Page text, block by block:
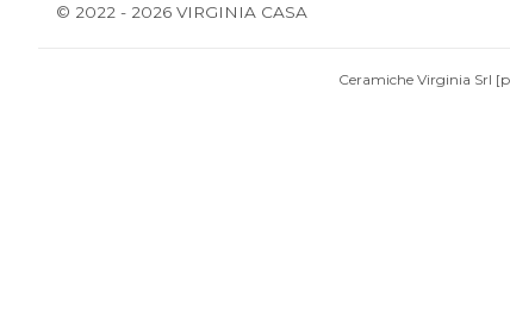
© 2022 - 2026 VIRGINIA CASA
Ceramiche Virginia Srl